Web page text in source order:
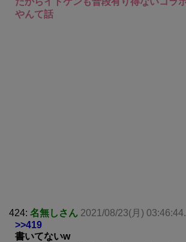
やんて話
424: 名無しさん 2021/08/23(月)
>>419
書いてないw